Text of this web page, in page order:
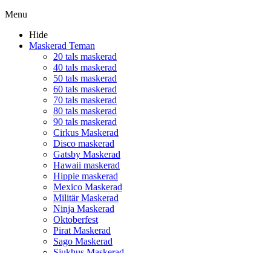
Menu
Hide
Maskerad Teman
20 tals maskerad
40 tals maskerad
50 tals maskerad
60 tals maskerad
70 tals maskerad
80 tals maskerad
90 tals maskerad
Cirkus Maskerad
Disco maskerad
Gatsby Maskerad
Hawaii maskerad
Hippie maskerad
Mexico Maskerad
Militär Maskerad
Ninja Maskerad
Oktoberfest
Pirat Maskerad
Sago Maskerad